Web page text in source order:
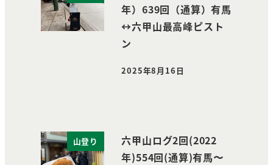
年）639回（通算）有馬
↔︎六甲山最高峰ピスト
ン
投稿日
2025年8月16日
山登り
六甲山ログ2回(2022
年)554回(通算)有馬〜